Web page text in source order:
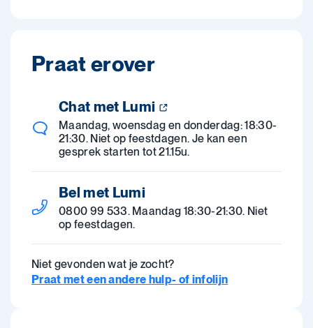
Praat erover
Chat met Lumi
Maandag, woensdag en donderdag: 18:30-
21:30. Niet op feestdagen. Je kan een
gesprek starten tot 21.15u.
Bel met Lumi
0800 99 533. Maandag 18:30-21:30. Niet
op feestdagen.
Niet gevonden wat je zocht?
Praat met een andere hulp- of infolijn